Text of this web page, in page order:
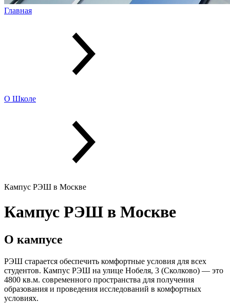
Главная
О Школе
Кампус РЭШ в Москве
Кампус РЭШ в Москве
О кампусе
РЭШ старается обеспечить комфортные условия для всех
студентов. Кампус РЭШ на улице Нобеля, 3 (Сколково) — это
4800 кв.м. современного пространства для получения
образования и проведения исследований в комфортных
условиях.